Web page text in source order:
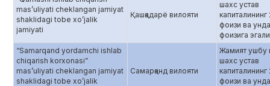
mas’uliyati cheklangan jamiyat
shaklidagi tobe xo’jalik
jamiyati
Қашқадарё вилояти
шахс устав
капиталининг
фоизи ва
фоизига
“Samarqand yordamchi ishlab
chiqarish korxonasi”
mas’uliyati cheklangan jamiyat
shaklidagi tobe xo’jalik
Самарқанд вилояти
Жамият ушбу
шахс устав
капиталининг
фоизи ва